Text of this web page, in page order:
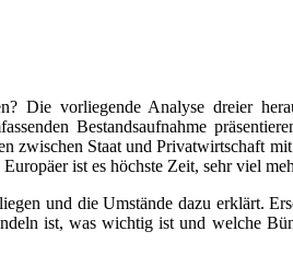
vorliegende Analyse dreier
Bestandsaufnahme
zwischen Staat und Privatwirtschaft
ist es höchste Zeit, sehr viel
und die Umstände dazu erklärt.
ist, was wichtig ist und welche